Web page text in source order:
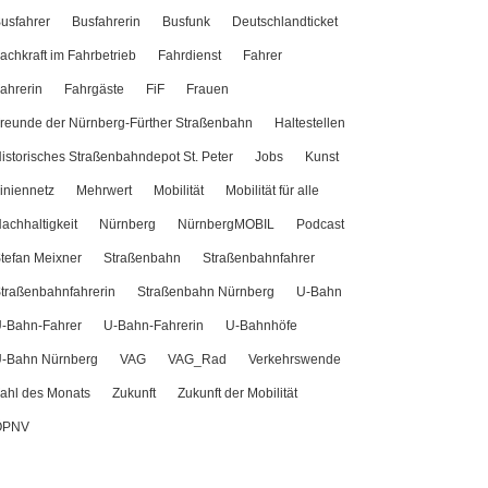
Busfahrerin Busfunk Deutschlandticket
im Fahrbetrieb Fahrdienst Fahrer
Fahrgäste FiF Frauen
der Nürnberg-Fürther Straßenbahn Haltestellen
Straßenbahndepot St. Peter Jobs Kunst
Mehrwert Mobilität Mobilität für alle
Nürnberg NürnbergMOBIL Podcast
Meixner Straßenbahn Straßenbahnfahrer
Straßenbahn Nürnberg U-Bahn
Bahn-Fahrer U-Bahn-Fahrerin U-Bahnhöfe
Bahn Nürnberg VAG VAG_Rad Verkehrswende
des Monats Zukunft Zukunft der Mobilität